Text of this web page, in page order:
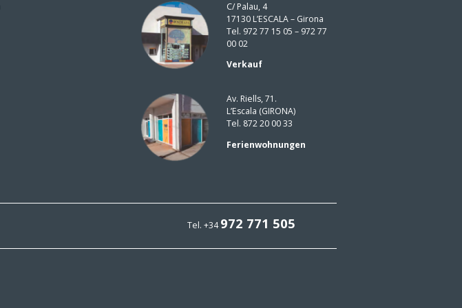
C/ Palau, 4
17130 L’ESCALA – Girona
Tel. 972 77 15 05 – 972 77
00 02
Verkauf
Av. Riells, 71.
L’Escala (GIRONA)
Tel. 872 20 00 33
Ferienwohnungen
Tel. +34972 771 505